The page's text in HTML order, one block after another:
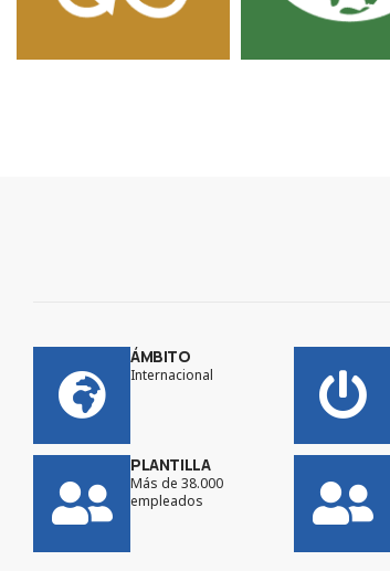
ÁMBITO
Internacional
PLANTILLA
Más de 38.000
empleados